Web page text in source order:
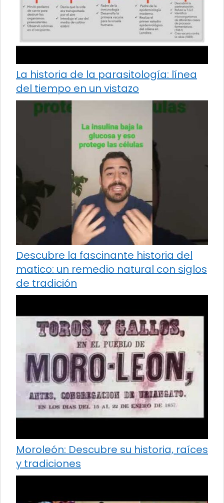
La historia de la parasitología: línea
del tiempo en un vistazo
Descubre la fascinante historia del
matico: un remedio natural con siglos
de tradición
Moroleón: Descubre su historia, raíces
y tradiciones